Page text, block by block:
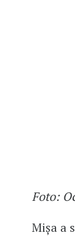
Foto:
Mișa a